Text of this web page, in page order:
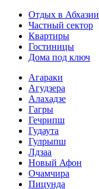
Отдых в Абхазии
Частный сектор
Квартиры
Гостиницы
Дома под ключ
Агараки
Агудзера
Алахадзе
Гагры
Гечрипш
Гудаута
Гулрыпш
Лдзаа
Новый Афон
Очамчира
Пицунда